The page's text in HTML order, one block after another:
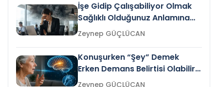
İşe Gidip Çalışabiliyor Olmak
Sağlıklı Olduğunuz Anlamına
Gelir mi?Zeynep GÜÇLÜCAN
Konuşurken “Şey” Demek
Erken Demans Belirtisi Olabilir
mi?
Zeynep GÜÇLÜCAN